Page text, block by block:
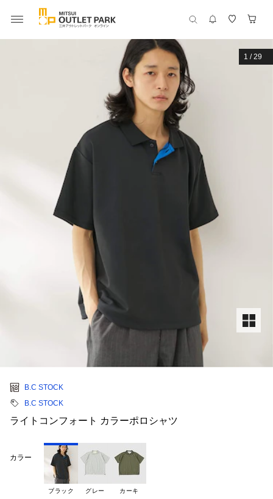
1 /29
B.C STOCK
B.C STOCK
ライトコンフォート カラーポロシャツ
カラー
ブラック グレー カーキ